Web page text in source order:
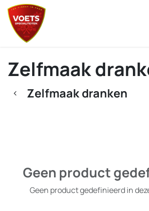
Overslaan naar inhoud
Zelfmaak
Zelfmaak dranken
Geen product
Geen product gedefinieerd in